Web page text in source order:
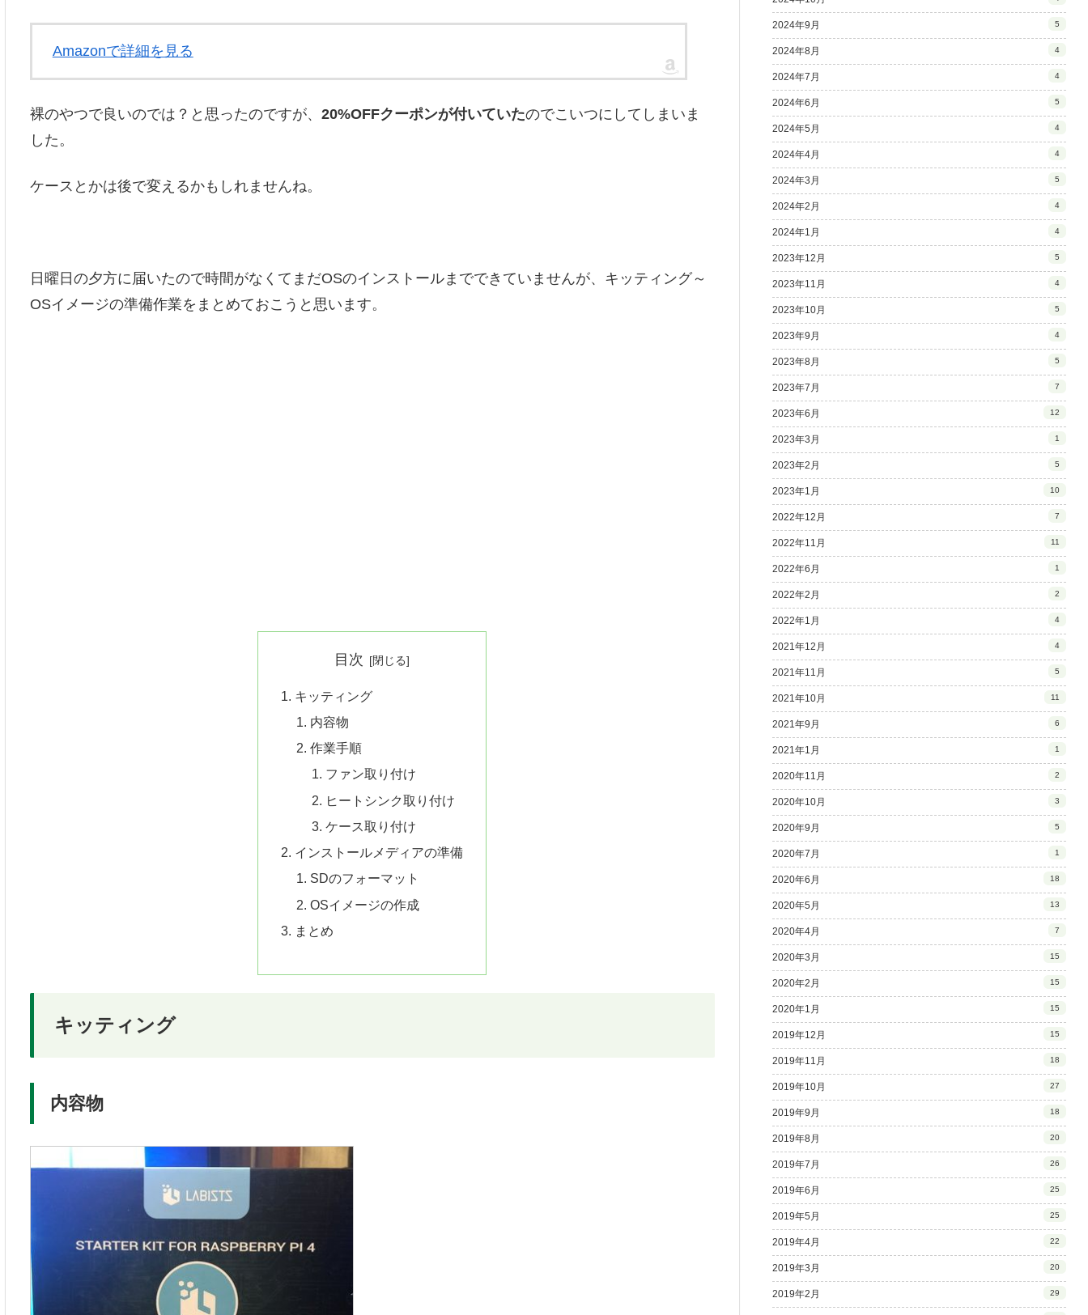
Amazonで詳細を見る
裸のやつで良いのでは？と思ったのですが、 20%OFFクーポンが付いていたのでこいつにしてしまいま
した。
ケースとかは後で変えるかもしれませんね。
日曜日の夕方に届いたので時間がなくてまだOSのインストールまでできていませんが、キッティング～
OSイメージの準備作業をまとめておこうと思います。
目次
キッティング
内容物
作業手順
ファン取り付け
ヒートシンク取り付け
ケース取り付け
インストールメディアの準備
SDのフォーマット
OSイメージの作成
まとめ
キッティング
内容物
2024年9月 5
2024年8月 4
2024年7月 4
2024年6月 5
2024年5月 4
2024年4月 4
2024年3月 5
2024年2月 4
2024年1月 4
2023年12月 5
2023年11月 4
2023年10月 5
2023年9月 4
2023年8月 5
2023年7月 7
2023年6月 12
2023年3月 1
2023年2月 5
2023年1月 10
2022年12月 7
2022年11月 11
2022年6月 1
2022年2月 2
2022年1月 4
2021年12月 4
2021年11月 5
2021年10月 11
2021年9月 6
2021年1月 1
2020年11月 2
2020年10月 3
2020年9月 5
2020年7月 1
2020年6月 18
2020年5月 13
2020年4月 7
2020年3月 15
2020年2月 15
2020年1月 15
2019年12月 15
2019年11月 18
2019年10月 27
2019年9月 18
2019年8月 20
2019年7月 26
2019年6月 25
2019年5月 25
2019年4月 22
2019年3月 20
2019年2月 29